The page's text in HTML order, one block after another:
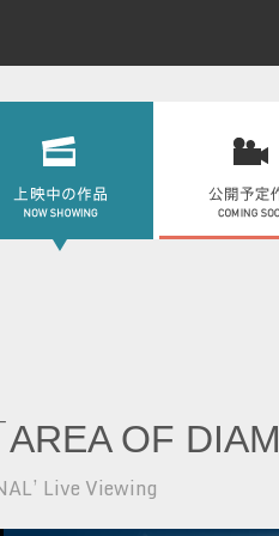
OF
Live Viewing